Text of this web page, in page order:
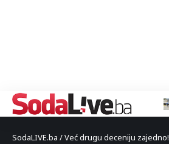
SodaLIVE.ba / Već drugu deceniju zajedno!